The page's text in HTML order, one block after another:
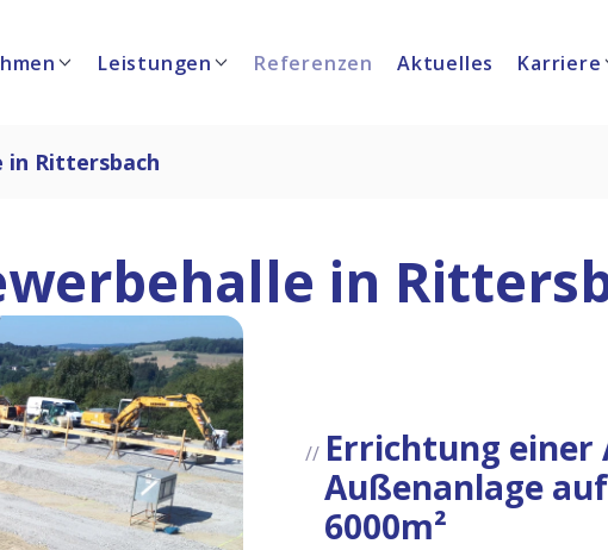
Leistungen Referenzen Aktuelles Karriere
in Rittersbach
in
Errichtung
Außenanlage
6000m²